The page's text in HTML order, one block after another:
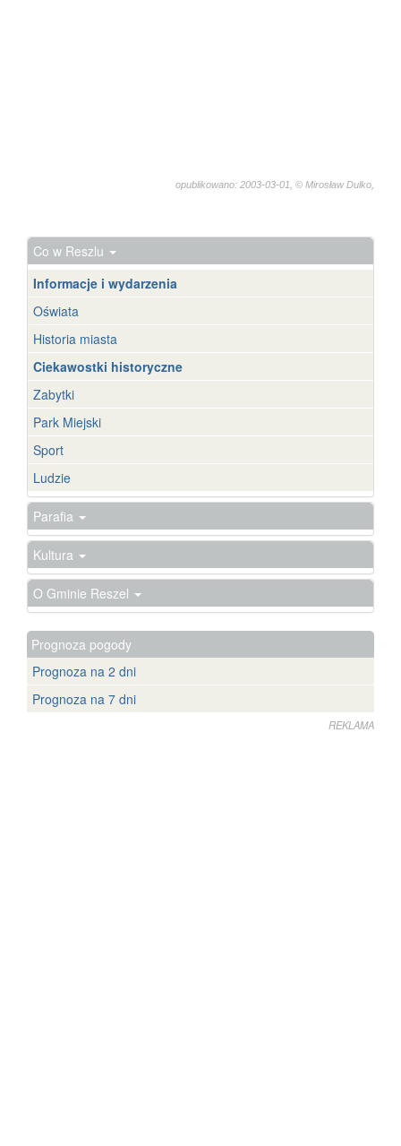
opublikowano: 2003-03-01, © Mirosław Dulko,
Co w Reszlu
Informacje i wydarzenia
Oświata
Historia miasta
Ciekawostki historyczne
Zabytki
Park Miejski
Sport
Ludzie
Parafia
Kultura
O Gminie Reszel
Prognoza pogody
Prognoza na 2 dni
Prognoza na 7 dni
REKLAMA